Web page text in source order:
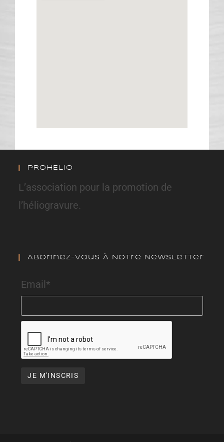
PROHELIO
L’association pour la promotion de
l’héliogravure.
Abonnez-Vous À Notre Newsletter
Email*